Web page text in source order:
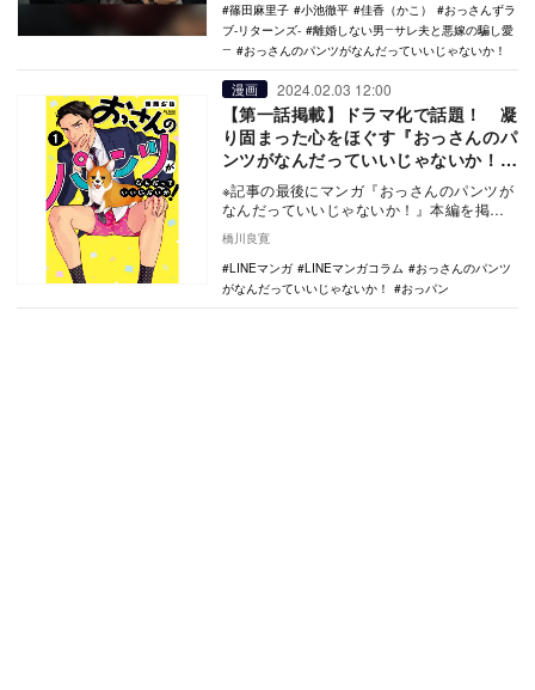
篠田麻里子
小池徹平 佳香（かこ）
おっさんずラ
ブ-リターンズ-
離婚しない男―サレ夫と悪嫁の騙し愛
―
おっさんのパンツがなんだっていいじゃないか！
漫画 2024.02.03 12:00
【第一話掲載】ドラマ化で話題！ 凝
り固まった心をほぐす『おっさんのパ
ンツがなんだっていいじゃないか！』
の奥深い魅力
※記事の最後にマンガ『おっさんのパンツが
なんだっていいじゃないか！』本編を掲載
しています。 誰もがありのままで、自分
に正直に…
橋川良寛
LINEマンガ
LINEマンガコラム
おっさんのパンツ
がなんだっていいじゃないか！
おっパン